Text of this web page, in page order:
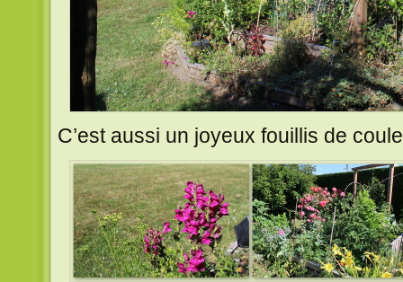
C’est aussi un joyeux fouillis de